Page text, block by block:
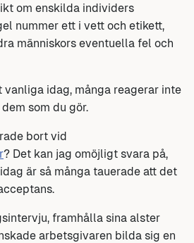
om enskilda individers
nummer ett i vett och etikett,
människors eventuella fel och
idag, många reagerar inte
som du gör.
bort vid
? Det kan jag omöjligt svara på,
är så många tauerade att det
framhålla sina alster
arbetsgivaren bilda sig en